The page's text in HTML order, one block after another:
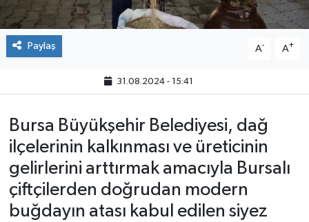
Paylaş A- A+
31.08.2024 - 15:41
Bursa Büyükşehir Belediyesi, dağ
ilçelerinin kalkınması ve üreticinin
gelirlerini arttırmak amacıyla Bursalı
çiftçilerden doğrudan modern
buğdayın atası kabul edilen siyez